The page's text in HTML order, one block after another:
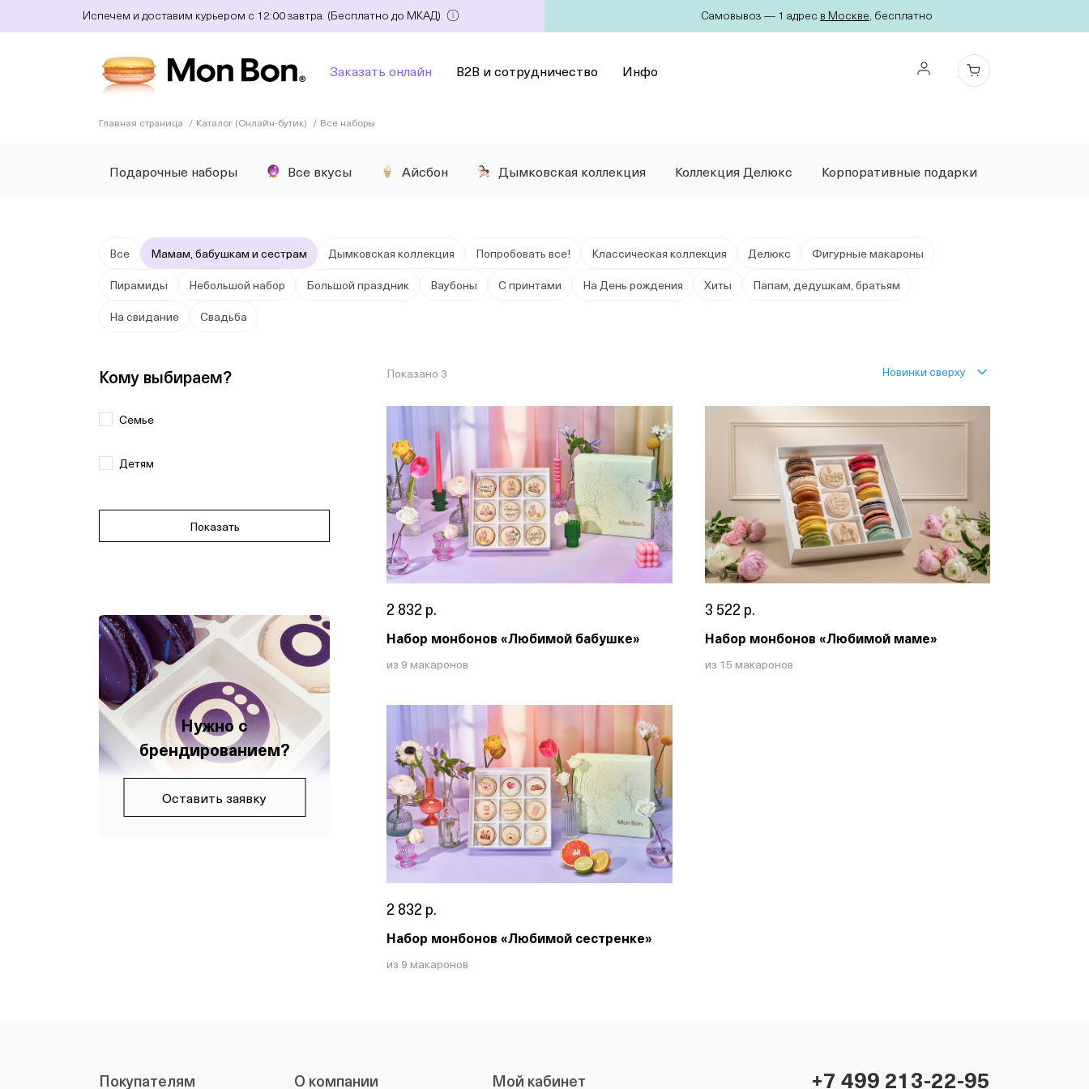
Испечем и доставим курьером с 12:00 завтра. (Бесплатно до МКАД) Самовывоз — 1 адрес в Москве, бесплатно
Заказать онлайн B2B и сотрудничество Инфо
Главная страница Каталог (Онлайн-бутик) Все наборы
Подарочные наборы Все вкусы Айсбон Дымковская коллекция Коллекция Делюкс Корпоративные подарки
Все Дымковская коллекция
Мамам, бабушкам и сестрам Попробовать все! Классическая коллекция Делюкс
Фигурные макароны
Пирамиды
Небольшой набор Большой праздник Ваубоны С принтами На День рождения Хиты
Папам, дедушкам, братьям
На свидание
Свадьба
Кому выбираем?
Семье
Детям
Показать
Нужно с
брендированием?
Оставить заявку
Показано 3 Новинки сверху
2 832 р.
Набор монбонов «Любимой бабушке»
из 9 макаронов
3 522 р.
Набор монбонов «Любимой маме»
из 15 макаронов
2 832 р.
Набор монбонов «Любимой сестренке»
из 9 макаронов
Покупателям О компании Мой кабинет +7 499 213-22-95